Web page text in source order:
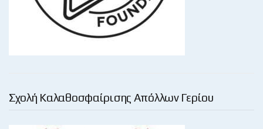
Σχολή Καλαθοσφαίρισης Απόλλων Γερίου